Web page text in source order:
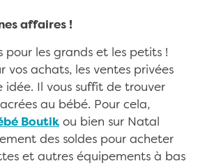
affaires !
pour les grands et les petits !
vos achats, les ventes privées
idée. Il vous suffit de trouver
au bébé. Pour cela,
Boutik ou bien sur Natal
des soldes pour acheter
et autres équipements à bas